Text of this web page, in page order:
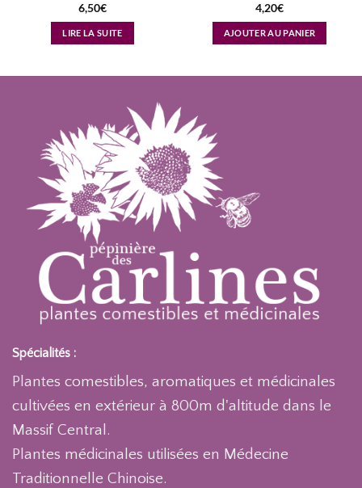
6,50€
LIRE LA SUITE
4,20€
AJOUTER AU PANIER
Spécialités :
Plantes comestibles, aromatiques et médicinales
cultivées en extérieur à 800m d'altitude dans le
Massif Central.
Plantes médicinales utilisées en Médecine
Traditionnelle Chinoise.